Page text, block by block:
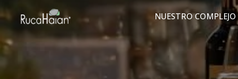
NUESTRO COMPLEJO